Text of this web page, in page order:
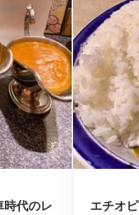
時代のレ
エチオ